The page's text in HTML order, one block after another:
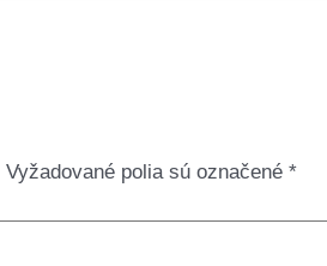
Vyžadované polia sú označené *